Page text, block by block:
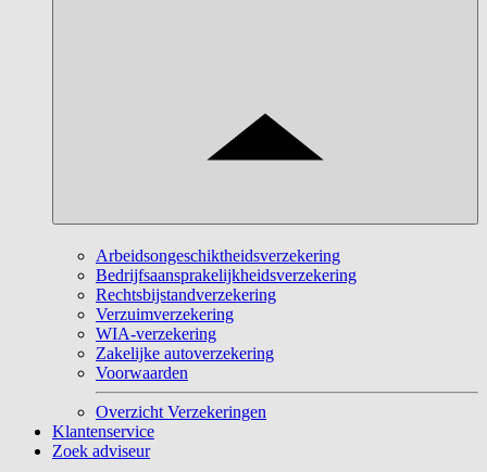
Arbeidsongeschiktheidsverzekering
Bedrijfsaansprakelijkheidsverzekering
Rechtsbijstandverzekering
Verzuimverzekering
WIA-verzekering
Zakelijke autoverzekering
Voorwaarden
Overzicht Verzekeringen
Klantenservice
Zoek adviseur